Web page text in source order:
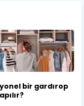
bir gardırop